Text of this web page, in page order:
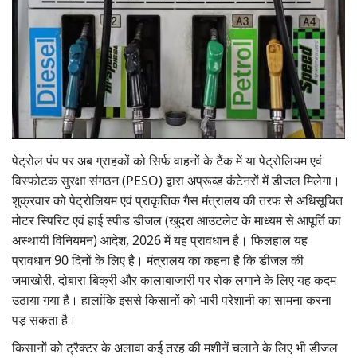
Ground Report
Rural Connect
Gallery
National
Latest News
Agriculture Conclave and NACOF
Awards 2022
Agri Start-Ups
Language
पेट्रोल पंप पर अब ग्राहकों को सिर्फ वाहनों के टैंक में या पेट्रोलियम एवं
विस्फोटक सुरक्षा संगठन (PESO) द्वारा अप्रूव्ड कंटेनरों में डीजल मिलेगा।
शुक्रवार को पेट्रोलियम एवं प्राकृतिक गैस मंत्रालय की तरफ से अधिसूचित
मोटर स्पिरिट एवं हाई स्पीड डीजल (खुदरा आउटलेट के माध्यम से आपूर्ति का
अस्थायी विनियमन) आदेश, 2026 में यह प्रावधान है। फिलहाल यह
प्रावधान 90 दिनों के लिए है। मंत्रालय का कहना है कि डीजल की
जमाखोरी, दोबारा बिक्री और कालाबाजारी पर रोक लगाने के लिए यह कदम
उठाया गया है। हालांकि इससे किसानों को भारी परेशानी का सामना करना
पड़ सकता है।
किसानों को ट्रैक्टर के अलावा कई तरह की मशीनें चलाने के लिए भी डीजल